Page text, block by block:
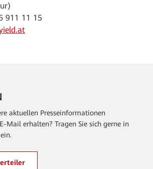
911 11 15
aktuellen Presseinformationen
Mail erhalten? Tragen Sie sich gerne in